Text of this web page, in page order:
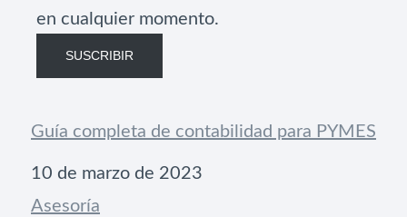
en cualquier momento.
SUSCRIBIR
Guía completa de contabilidad para PYMES
Fecha
10 de marzo de 2023
Respecto a
Asesoría